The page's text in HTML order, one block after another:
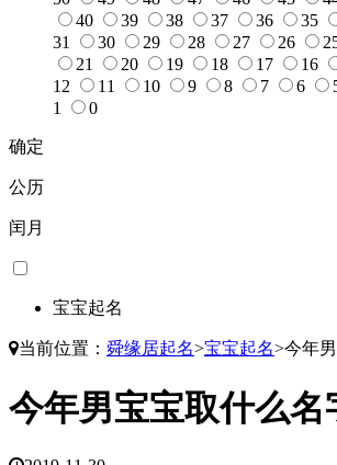
40
39 38 37 36 35
31
30 29 28 27 26
21
20 19 18 17 16
12
11 10 9 8 7 6
1
0
确定
公历
闰月
宝宝起名
当前位置： 舜缘居起名>宝宝起名>今年
今年男宝宝取什么名